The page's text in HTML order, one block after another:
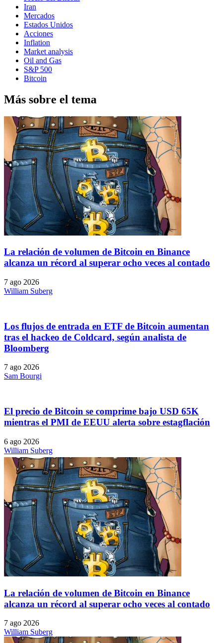
Iran
Mercados
Estados Unidos
Acciones
Inflation
Market analysis
Oil and Gas
S&P 500
Bitcoin
Más sobre el tema
La relación de volumen de Bitcoin en Binance
alcanza un récord al superar ocho veces al contado
7 ago 2026
William Suberg
Los flujos de entrada en ETF de Bitcoin aumentan
tras el hackeo de Coldcard, según analista de
Bloomberg
7 ago 2026
Sam Bourgi
El precio de Bitcoin se comprime bajo USD 65K
mientras el PMI de EEUU alerta sobre estagflación
6 ago 2026
William Suberg
La relación de volumen de Bitcoin en Binance
alcanza un récord al superar ocho veces al contado
7 ago 2026
William Suberg